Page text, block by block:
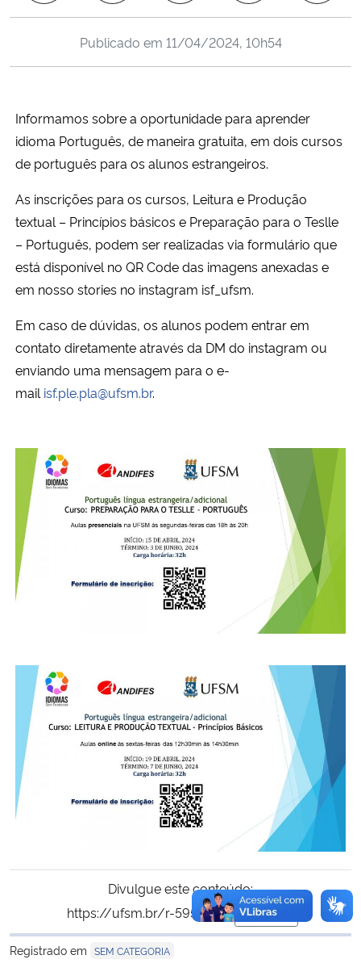
Ministério da Ciência, Tecnologia, Inovações e Comunicações
Ministério do Turismo
Ministério do Desenvolvimento Regional
Ministério da Mulher, da Família e dos Direitos Humanos
Secretaria-Geral
Gabinete de Segurança Institucional
Advocacia-Geral da União
Banco Central do Brasil
Publicado em 11/04/2024, 10h54
Informamos sobre a oportunidade para aprender
idioma Português, de maneira gratuita, em dois cursos
de português para os alunos estrangeiros.
As inscrições para os cursos, Leitura e Produção
textual – Princípios básicos e Preparação para o Teslle
– Português, podem ser realizadas via formulário que
está disponível no QR Code das imagens anexadas e
em nosso stories no instagram isf_ufsm.
Em caso de dúvidas, os alunos podem entrar em
contato diretamente através da DM do instagram ou
enviando uma mensagem para o e-
mail isf.ple.pla@ufsm.br.
Divulgue este conteúdo:
https://ufsm.br/r-595-1539
Copiar
para área de
Registrado em SEM CATEGORIA